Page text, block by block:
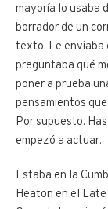
mayoría lo usaba
borrador de un
texto. Le enviaba
preguntaba qué
poner a prueba
pensamientos
Por supuesto.
empezó a actuar.
Estaba en la
Heaton en el Late